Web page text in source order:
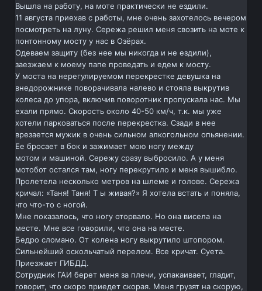
Вышла на работу, на моте практически не ездили.
11 августа приехав с работы, мне очень захотелось вечером
посмотреть на луну. Сережа решил меня свозить на моте к
понтонному мосту у нас в Озёрах.
Одеваем защиту (без нее мы никогда и не ездили),
заезжаем к моему папе проведать и едем к мосту.
У моста на нерегулируемом перекрестке девушка на
внедорожнике поворачивала налево и стояла выкрутив
колеса до упора, включив поворотник пропускала нас. Мы
ехали прямо. Скорость около 40-50 км/ч, т.к. мы уже
хотели парковаться после перекрестка. Сзади в нее
врезается мужик в очень сильном алкогольном опьянении.
Ее бросает в бок и зажимает мою ногу между
мотом и машиной. Сережу сразу выбросило. А у меня
мотобот остался там, ногу перекрутило и меня вышибло.
Пролетела несколько метров на шлеме и голове. Сережа
кричал: «Таня! Таня! Т ы живая?» Я хотела встать и поняла,
что что-то с ногой.
Мне показалось, что ногу оторвало. Но она висела на
месте. Мне все говорили, что она на месте.
Бедро сломано. От колена ногу выкрутило штопором.
Сильнейший оскольчатый перелом. Все кричат. Суета.
Приезжает ГИБДД.
Сотрудник ГАИ берет меня за плечи, успакаивает, гладит,
говорит, что скоро приедет скорая. Меня грузят на скорую,